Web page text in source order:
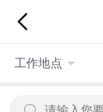
工作地点